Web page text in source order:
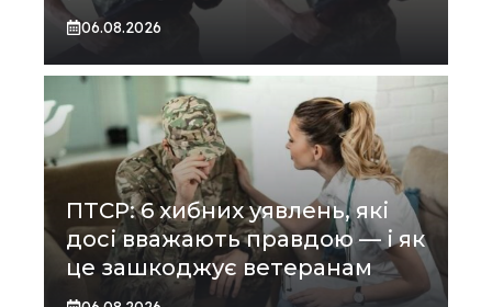
06.08.2026
ПТСР: 6 хибних уявлень, які
досі вважають правдою — і як
це зашкоджує ветеранам